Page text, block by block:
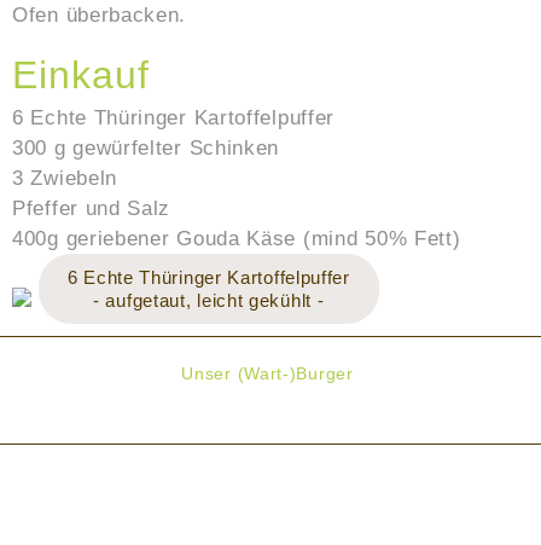
Ofen überbacken.
Einkauf
6 Echte Thüringer Kartoffelpuffer
300 g gewürfelter Schinken
3 Zwiebeln
Pfeffer und Salz
400g geriebener Gouda Käse (mind 50% Fett)
6 Echte Thüringer Kartoffelpuffer
- aufgetaut, leicht gekühlt -
Unser (Wart-)Burger